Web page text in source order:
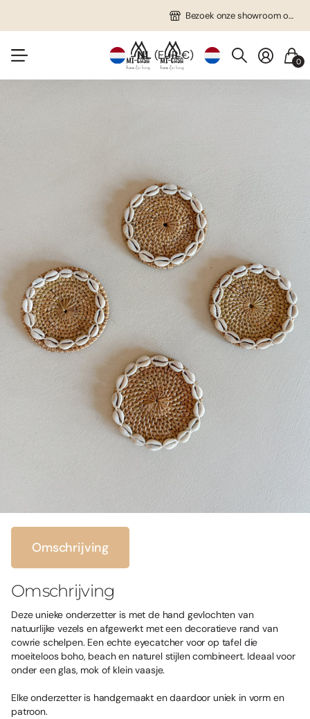
Bezoek onze showroom op afspraak!
NL(EUR €) 0
Omschrijving
Omschrijving
Deze unieke onderzetter is met de hand gevlochten van
natuurlijke vezels en afgewerkt met een decoratieve rand van
cowrie schelpen. Een echte eyecatcher voor op tafel die
moeiteloos boho, beach en naturel stijlen combineert. Ideaal voor
onder een glas, mok of klein vaasje.
Elke onderzetter is handgemaakt en daardoor uniek in vorm en
patroon.